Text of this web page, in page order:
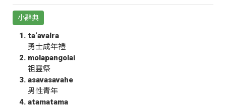
小辭典
ta‘avalra
勇士成年禮
molapangolai
祖靈祭
asavasavahe
男性青年
atamatama